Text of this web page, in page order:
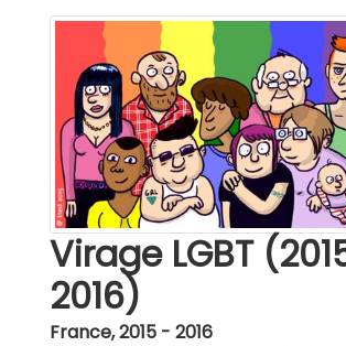
Virage LGBT
2016)
France,2015 - 2016